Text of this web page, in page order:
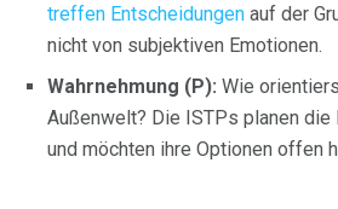
treffen Entscheidungen auf der
nicht von subjektiven Emotionen.
Wahrnehmung (P): Wie
Außenwelt? Die ISTPs planen die
und möchten ihre Optionen offen